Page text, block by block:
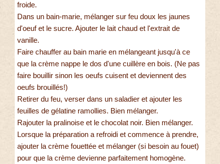
froide.
Dans un bain-marie, mélanger sur feu doux les jaunes
d'oeuf et le sucre. Ajouter le lait chaud et l'extrait de
vanille.
Faire chauffer au bain marie en mélangeant jusqu'à ce
que la crème nappe le dos d'une cuillère en bois. (Ne pas
faire bouillir sinon les oeufs cuisent et deviennent des
oeufs brouillés!)
Retirer du feu, verser dans un saladier et ajouter les
feuilles de gélatine ramollies. Bien mélanger.
Rajouter la pralinoise et le chocolat noir. Bien mélanger.
Lorsque la préparation a refroidi et commence à prendre,
ajouter la crème fouettée et mélanger (si besoin au fouet)
pour que la crème devienne parfaitement homogène.